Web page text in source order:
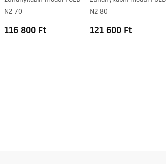
mm
N2 70
116 800 Ft
N2 80
121 600 Ft